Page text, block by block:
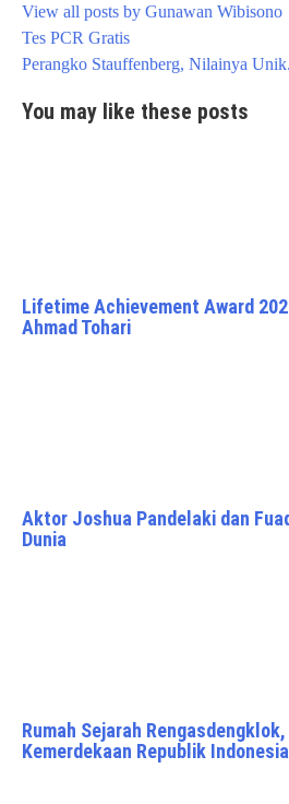
View all posts by Gunawan Wibisono
Post
navigation
Tes PCR Gratis
Perangko Stauffenberg, Nilainya
You may like these posts
Lifetime Achievement Award
Ahmad Tohari
Aktor Joshua Pandelaki dan
Dunia
Rumah Sejarah
Kemerdekaan Republik Indonesia